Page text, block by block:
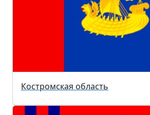
Костромская область